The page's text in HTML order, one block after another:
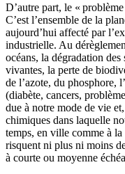
D’autre part, le «
C’est l’ensemble de la
aujourd’hui affecté par
industrielle. Au
océans, la dégradation des
vivantes, la perte de
de l’azote, du phosphore,
(diabète, cancers,
due à notre mode de vie
chimiques dans laquelle
temps, en ville comme à
risquent ni plus ni moins
à courte ou moyenne